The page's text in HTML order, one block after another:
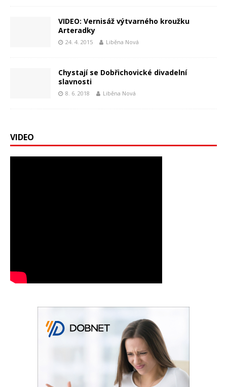
VIDEO: Vernisáž výtvarného kroužku
Arteradky
24. 4. 2015 Liběna Nová
Chystají se Dobřichovické divadelní
slavnosti
8. 6. 2018 Liběna Nová
VIDEO